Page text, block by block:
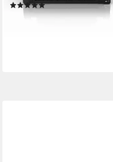
(3)
ab 233,94 €